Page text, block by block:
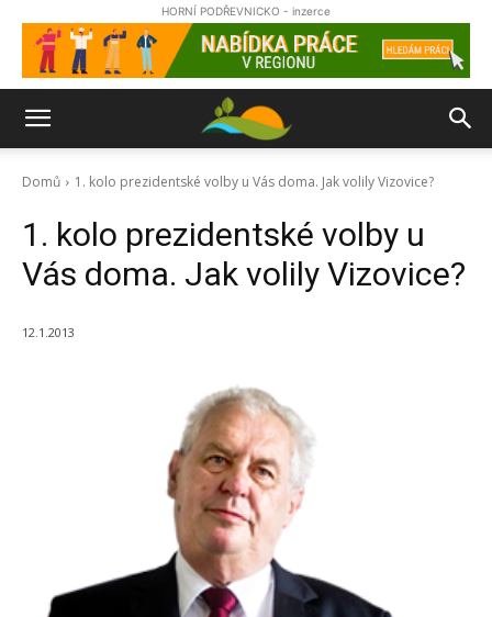
HORNÍ PODŘEVNICKO - inzerce
Domů 1. kolo prezidentské volby u Vás doma. Jak volily Vizovice?
1. kolo prezidentské volby u
Vás doma. Jak volily Vizovice?
12.1.2013